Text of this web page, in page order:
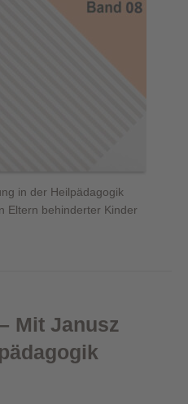
in der Heilpädagogik
Eltern behinderter Kinder
Mit Janusz